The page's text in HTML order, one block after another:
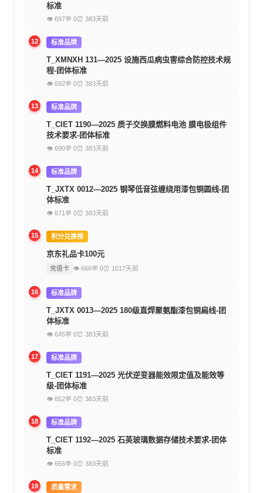
标准
👁 697💬 0⏰ 383天前
12 标准品牌
T_XMNXH 131—2025 设施西瓜病虫害综合防控技术规
程-团体标准
👁 692💬 0⏰ 383天前
13 标准品牌
T_CIET 1190—2025 质子交换膜燃料电池 膜电极组件
技术要求-团体标准
👁 690💬 0⏰ 383天前
14 标准品牌
T_JXTX 0012—2025 钢琴低音弦缠绕用漆包铜圆线-团
体标准
👁 671 💬 0⏰ 383天前
15 积分兑换榜
京东礼品卡100元
充值卡 👁 666💬 0⏰ 1017天前
16 标准品牌
T_JXTX 0013—2025 180级直焊聚氨酯漆包铜扁线-团
体标准
👁 645💬 0⏰ 383天前
17 标准品牌
T_CIET 1191—2025 光伏逆变器能效限定值及能效等
级-团体标准
👁 652💬 0⏰ 383天前
18 标准品牌
T_CIET 1192—2025 石英玻璃数据存储技术要求-团体
标准
👁 656💬 0⏰ 383天前
19 质量需求